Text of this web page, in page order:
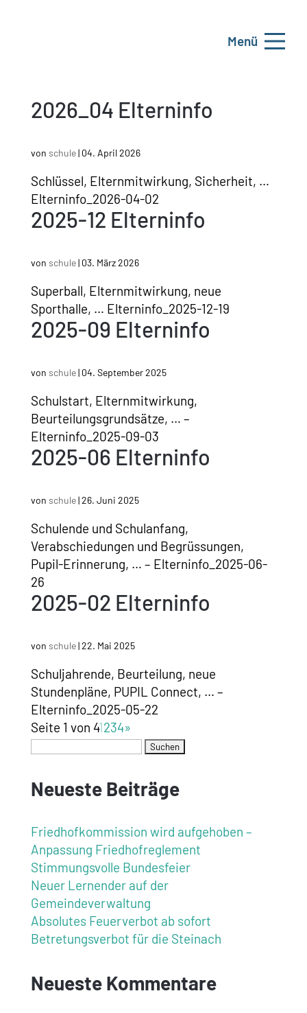
Menü
2026_04 Elterninfo
von schule| 04. April 2026
Schlüssel, Elternmitwirkung, Sicherheit, …
Elterninfo_2026-04-02
2025-12 Elterninfo
von schule| 03. März 2026
Superball, Elternmitwirkung, neue
Sporthalle, … Elterninfo_2025-12-19
2025-09 Elterninfo
von schule| 04. September 2025
Schulstart, Elternmitwirkung,
Beurteilungsgrundsätze, … –
Elterninfo_2025-09-03
2025-06 Elterninfo
von schule|26. Juni 2025
Schulende und Schulanfang,
Verabschiedungen und Begrüssungen,
Pupil-Erinnerung, … – Elterninfo_2025-06-
26
2025-02 Elterninfo
von schule|22. Mai 2025
Schuljahrende, Beurteilung, neue
Stundenpläne, PUPIL Connect, … –
Elterninfo_2025-05-22
Seite 1 von 41234»
Neueste Beiträge
Friedhofkommission wird aufgehoben –
Anpassung Friedhofreglement
Stimmungsvolle Bundesfeier
Neuer Lernender auf der
Gemeindeverwaltung
Absolutes Feuerverbot ab sofort
Betretungsverbot für die Steinach
Neueste Kommentare